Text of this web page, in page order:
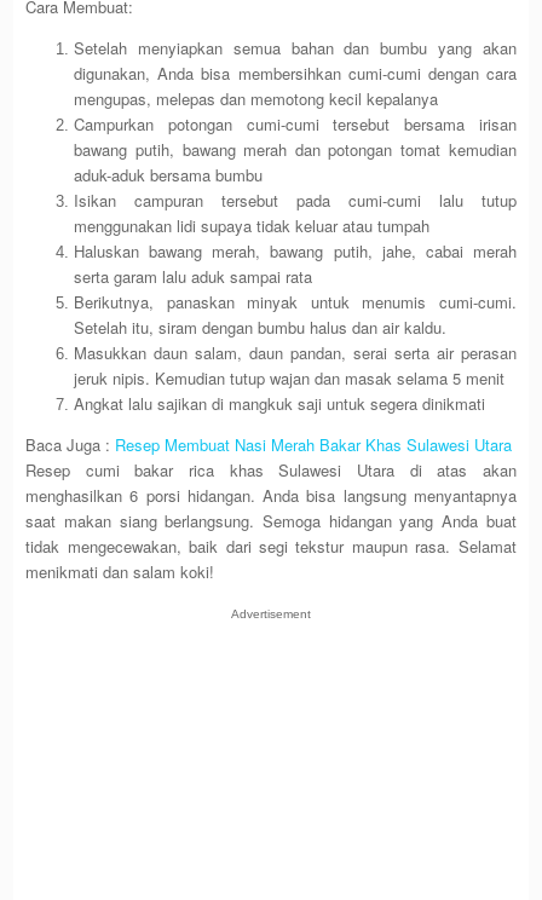
Cara Membuat:
Setelah menyiapkan semua bahan dan bumbu yang akan
digunakan, Anda bisa membersihkan cumi-cumi dengan cara
mengupas, melepas dan memotong kecil kepalanya
Campurkan potongan cumi-cumi tersebut bersama irisan
bawang putih, bawang merah dan potongan tomat kemudian
aduk-aduk bersama bumbu
Isikan campuran tersebut pada cumi-cumi lalu tutup
menggunakan lidi supaya tidak keluar atau tumpah
Haluskan bawang merah, bawang putih, jahe, cabai merah
serta garam lalu aduk sampai rata
Berikutnya, panaskan minyak untuk menumis cumi-cumi.
Setelah itu, siram dengan bumbu halus dan air kaldu.
Masukkan daun salam, daun pandan, serai serta air perasan
jeruk nipis. Kemudian tutup wajan dan masak selama 5 menit
Angkat lalu sajikan di mangkuk saji untuk segera dinikmati
Baca Juga : Resep Membuat Nasi Merah Bakar Khas Sulawesi Utara
Resep cumi bakar rica khas Sulawesi Utara di atas akan
menghasilkan 6 porsi hidangan. Anda bisa langsung menyantapnya
saat makan siang berlangsung. Semoga hidangan yang Anda buat
tidak mengecewakan, baik dari segi tekstur maupun rasa. Selamat
menikmati dan salam koki!
Advertisement